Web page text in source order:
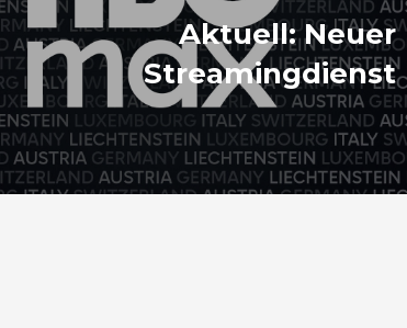
Aktuell: Neuer
Streamingdienst